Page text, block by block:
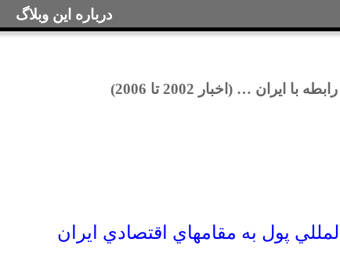
درباره این وبلاگ
ایران … (اخبار 2002 تا 2006)